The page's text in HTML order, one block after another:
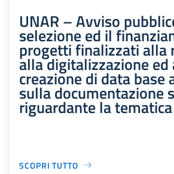
UNAR – Avviso
selezione ed il
progetti finalizzati alla
alla digitalizzazione ed
creazione di data base
sulla documentazione
riguardante la
SCOPRI TUTTO